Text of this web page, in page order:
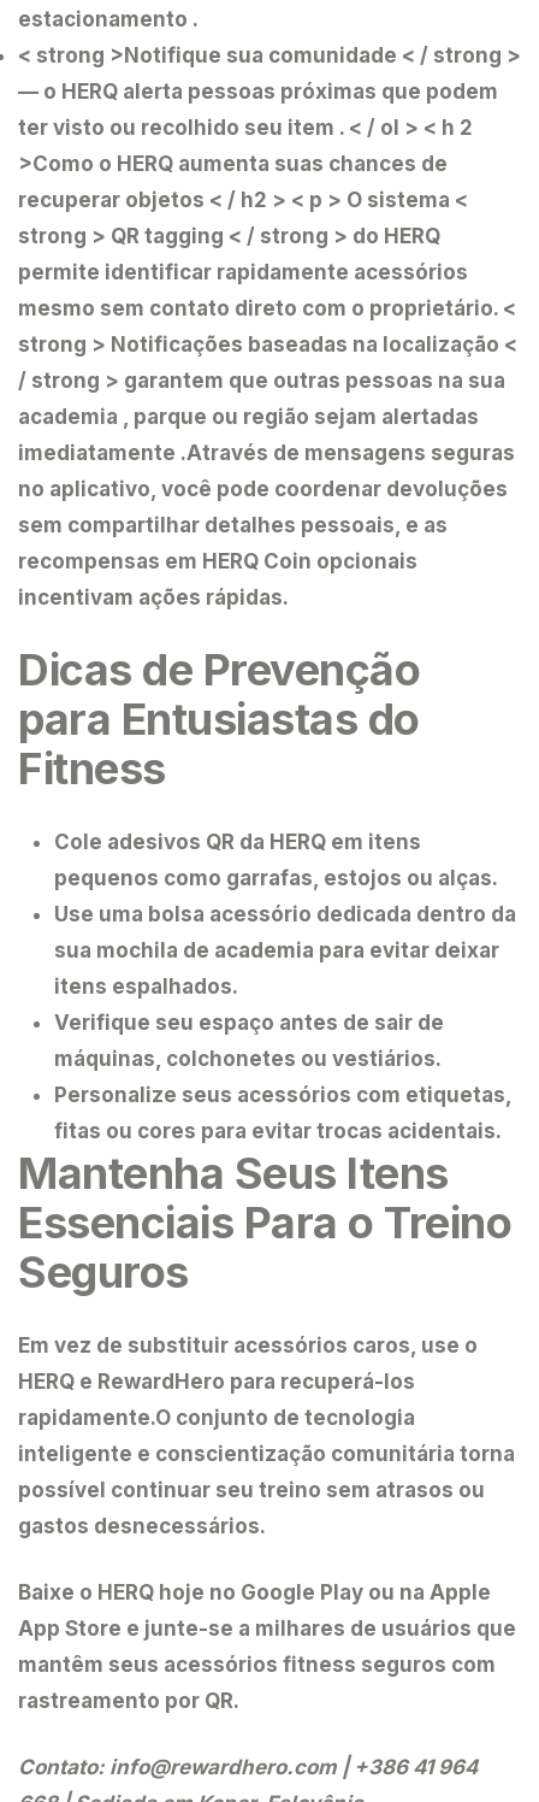
estacionamento .
< strong >Notifique sua comunidade < / strong >
— o HERQ alerta pessoas próximas que podem
ter visto ou recolhido seu item . < / ol > < h 2
>Como o HERQ aumenta suas chances de
recuperar objetos < / h2 > < p > O sistema <
strong > QR tagging < / strong > do HERQ
permite identificar rapidamente acessórios
mesmo sem contato direto com o proprietário. <
strong > Notificações baseadas na localização <
/ strong > garantem que outras pessoas na sua
academia , parque ou região sejam alertadas
imediatamente .Através de mensagens seguras
no aplicativo , você pode coordenar devoluções
sem compartilhar detalhes pessoais, e as
recompensas em HERQ Coin opcionais
incentivam ações rápidas.
Dicas de Prevenção
para Entusiastas do
Fitness
Cole adesivos QR da HERQ em itens
pequenos como garrafas, estojos ou alças.
Use uma bolsa acessório dedicada dentro da
sua mochila de academia para evitar deixar
itens espalhados.
Verifique seu espaço antes de sair de
máquinas, colchonetes ou vestiários.
Personalize seus acessórios com etiquetas,
fitas ou cores para evitar trocas acidentais.
Mantenha Seus Itens
Essenciais Para o Treino
Seguros
Em vez de substituir acessórios caros, use o
HERQ e RewardHero para recuperá-los
rapidamente.O conjunto de tecnologia
inteligente e conscientização comunitária torna
possível continuar seu treino sem atrasos ou
gastos desnecessários.
Baixe o HERQ hoje no Google Play ou na Apple
App Store e junte-se a milhares de usuários que
mantêm seus acessórios fitness seguros com
rastreamento por QR.
Contato: info@rewardhero.com | +386 41 964